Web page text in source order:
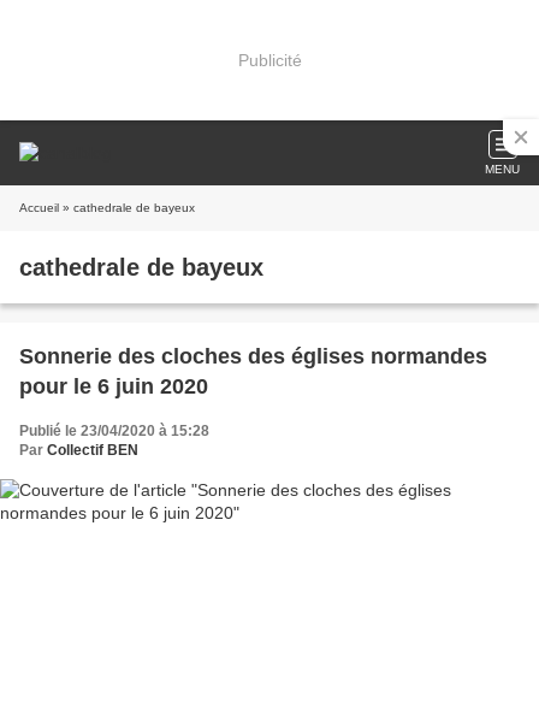
Publicité
MENU
Accueil » cathedrale de bayeux
cathedrale de bayeux
Sonnerie des cloches des églises normandes
pour le 6 juin 2020
Publié le 23/04/2020 à 15:28
Par Collectif BEN